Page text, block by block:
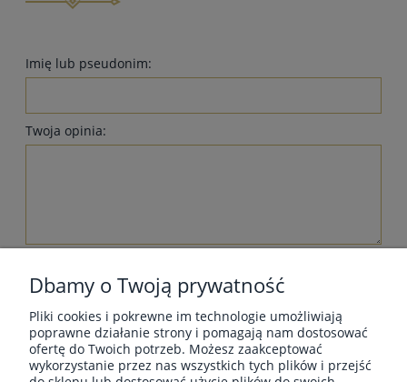
Imię lub pseudonim:
Twoja opinia:
MOJE KONTO
Dbamy o Twoją prywatność
Pliki cookies i pokrewne im technologie umożliwiają
poprawne działanie strony i pomagają nam dostosować
ofertę do Twoich potrzeb. Możesz zaakceptować
wykorzystanie przez nas wszystkich tych plików i przejść